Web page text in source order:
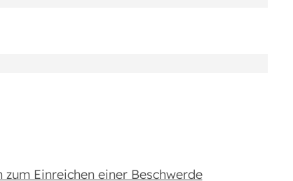
Einreichen einer Beschwerde